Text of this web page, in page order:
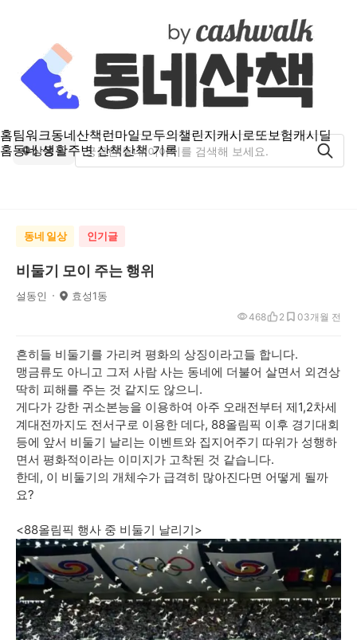
홈팀워크동네산책런마일모두의챌린지캐시로또보험캐시딜
홈동네 생활주변 산책산책 기록
상동
동네 일상 인기글
비둘기 모이 주는 행위
설동인 효성1동
3개월 전
468 2 0
흔히들 비둘기를 가리켜 평화의 상징이라고들 합니다.
맹금류도 아니고 그저 사람 사는 동네에 더불어 살면서 외견상
딱히 피해를 주는 것 같지도 않으니.
게다가 강한 귀소본능을 이용하여 아주 오래전부터 제1,2차세
계대전까지도 전서구로 이용한 데다, 88올림픽 이후 경기대회
등에 앞서 비둘기 날리는 이벤트와 집지어주기 따위가 성행하
면서 평화적이라는 이미지가 고착된 것 같습니다.
한데, 이 비둘기의 개체수가 급격히 많아진다면 어떻게 될까
요?
<88올림픽 행사 중 비둘기 날리기>